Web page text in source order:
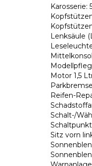
Karosserie:
Lenksäule
Motor 1,5
Reifen-
Schalt-/
Sitz vorn